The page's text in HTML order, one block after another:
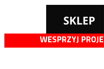
WESPRZYJ